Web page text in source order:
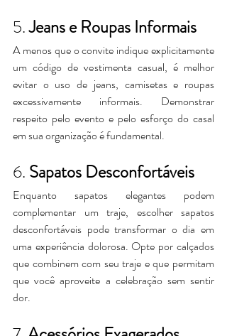
5. Jeans e Roupas Informais
A menos que o convite indique explicitamente
um código de vestimenta casual, é melhor
evitar o uso de jeans, camisetas e roupas
excessivamente informais. Demonstrar
respeito pelo evento e pelo esforço do casal
em sua organização é fundamental.
6. Sapatos Desconfortáveis
Enquanto sapatos elegantes podem
complementar um traje, escolher sapatos
desconfortáveis pode transformar o dia em
uma experiência dolorosa. Opte por calçados
que combinem com seu traje e que permitam
que você aproveite a celebração sem sentir
dor.